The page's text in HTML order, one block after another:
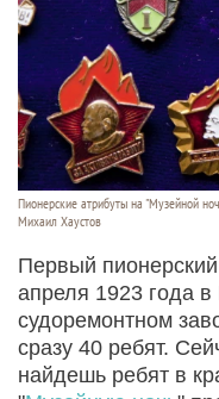
Пионерские атрибуты на "Музейной
Михаил Хаустов
Первый
апреля 1923 года
судоремонтном
сразу 40 ребят.
найдешь ребят в